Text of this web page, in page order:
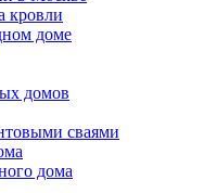
кровли
доме
домов
сваями
дома